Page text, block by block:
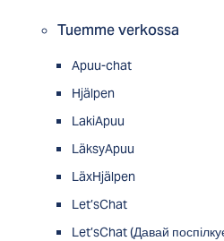
Tuemme verkossa
Apuu-chat
Hjälpen
LakiApuu
LäksyApuu
LäxHjälpen
Let’sChat
Let’sChat (Давай